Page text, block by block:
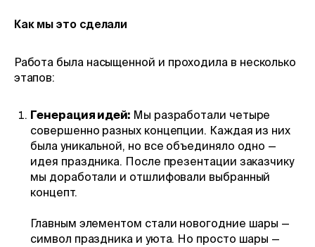
Как мы это сделали
Работа была насыщенной и проходила в несколько
этапов:
Генерация идей: Мы разработали четыре
совершенно разных концепции. Каждая из них
была уникальной, но все объединяло одно —
идея праздника. После презентации заказчику
мы доработали и отшлифовали выбранный
концепт.
Главным элементом стали новогодние шары —
символ праздника и уюта. Но просто шары —